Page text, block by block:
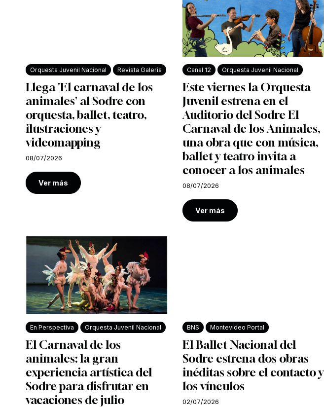
Orquesta Juvenil Nacional Revista Galería
Llega 'El carnaval de los
animales' al Sodre con
orquesta, ballet, teatro,
ilustraciones y
videomapping
08/07/2026
Ver más
Canal 12 Orquesta Juvenil Nacional
Este viernes la Orquesta
Juvenil estrena en el
Auditorio del Sodre El
Carnaval de los Animales,
una obra que con música,
ballet y teatro invita a
conocer a los animales
08/07/2026
Ver más
En Perspectiva Orquesta Juvenil Nacional
El Carnaval de los
animales: la gran
experiencia artística del
Sodre para disfrutar en
vacaciones de julio
BNS Montevideo Portal
El Ballet Nacional del
Sodre estrena dos obras
inéditas sobre el contacto y
los vínculos
02/07/2026